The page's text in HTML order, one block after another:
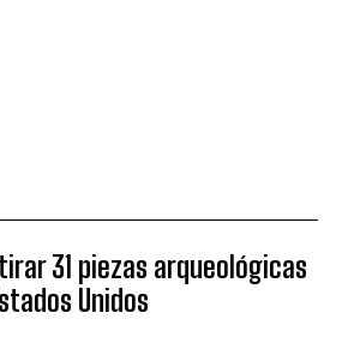
31 piezas arqueológicas
Unidos